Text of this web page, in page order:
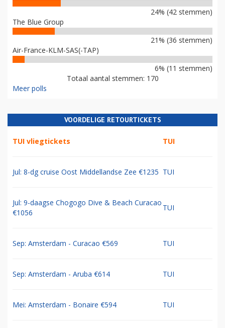
24% (42 stemmen)
The Blue Group
21% (36 stemmen)
Air-France-KLM-SAS(-TAP)
6% (11 stemmen)
Totaal aantal stemmen: 170
Meer polls
VOORDELIGE RETOURTICKETS
TUI vliegtickets TUI
Jul: 8-dg cruise Oost Middellandse Zee €1235 TUI
Jul: 9-daagse Chogogo Dive & Beach Curacao
€1056
TUI
Sep: Amsterdam - Curacao €569 TUI
Sep: Amsterdam - Aruba €614 TUI
Mei: Amsterdam - Bonaire €594 TUI